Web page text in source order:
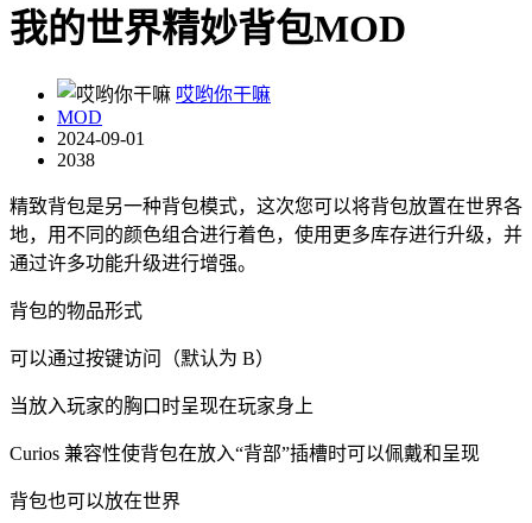
我的世界精妙背包MOD
哎哟你干嘛
MOD
2024-09-01
2038
精致背包是另一种背包模式，这次您可以将背包放置在世界各
地，用不同的颜色组合进行着色，使用更多库存进行升级，并
通过许多功能升级进行增强。
背包的物品形式
可以通过按键访问（默认为 B）
当放入玩家的胸口时呈现在玩家身上
Curios 兼容性使背包在放入“背部”插槽时可以佩戴和呈现
背包也可以放在世界